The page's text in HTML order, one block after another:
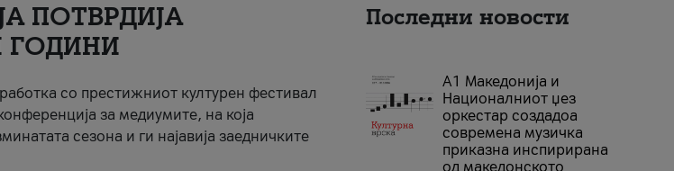
ПОТВРДИЈА
ГОДИНИ
со престижниот културен фестивал
за медиумите, на која
сезона и ги најавија заедничките
Последни новости
А1 Македонија и
Националниот џез
оркестар создадоа
современа музичка
приказна инспирирана
од македонското